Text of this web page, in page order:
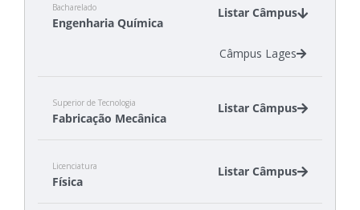
Câmpus Florianópolis
Bacharelado
Engenharia Química
Listar Câmpus
Câmpus Lages
Superior de Tecnologia
Fabricação Mecânica
Listar Câmpus
Câmpus Itajaí
Licenciatura
Física
Listar Câmpus